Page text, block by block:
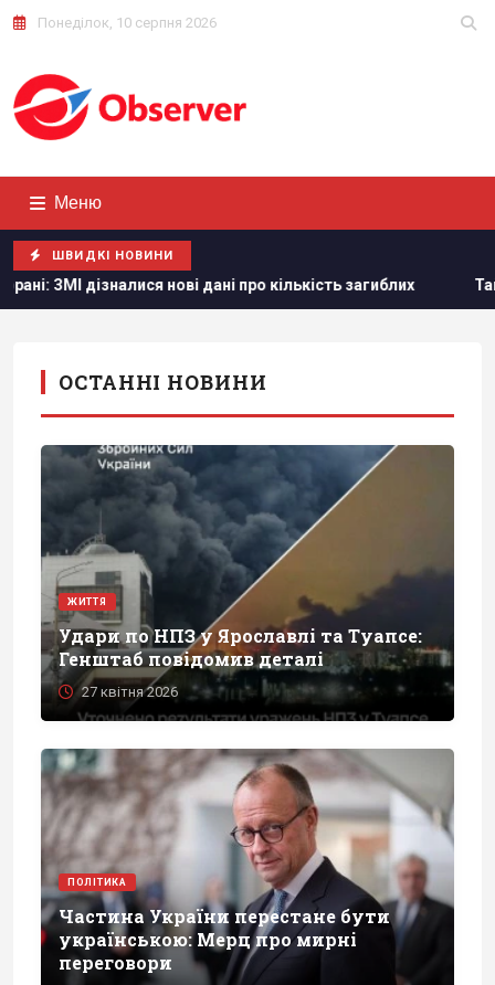
Понеділок, 10 серпня 2026
Меню
ШВИДКІ НОВИНИ
кількість загиблих Тайвань показав під час
ОСТАННІ НОВИНИ
ЖИТТЯ
Удари по НПЗ у Ярославлі та Туапсе:
Генштаб повідомив деталі
27 квітня 2026
ПОЛІТИКА
Частина України перестане бути
українською: Мерц про мирні
переговори